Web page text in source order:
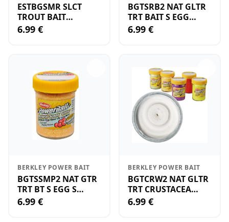
ESTBGSMR SLCT
TROUT BAIT
SALMON GLTR ZB
6.99 €
BGTSRB2 NAT GLTR
TRT BAIT S EGG
RNBOW AF
6.99 €
BERKLEY POWER BAIT
BGTSSMP2 NAT GTR
TRT BT S EGG S
PEACH HD
6.99 €
BERKLEY POWER BAIT
BGTCRW2 NAT GLTR
TRT CRUSTACEA
WHITE 45
6.99 €